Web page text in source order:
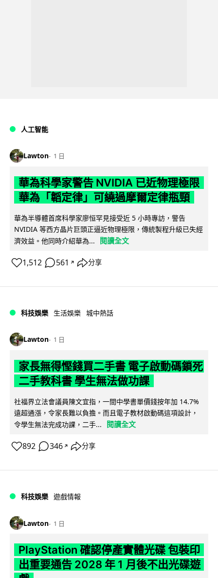
人工智能
Lawton 1 日
華為科學家警告 NVIDIA 已近物理極限
華為「韜定律」可繞過摩爾定律瓶頸
華為半導體首席科學家廖恒罕見接受近 5 小時專訪，警告
NVIDIA 等西方晶片巨頭正逼近物理極限，傳統製程升級已失經
濟效益。他同時介紹華為...
閱讀全文
1,512 561 ↗ 分享
科技娛樂 生活娛樂 城中熱話
Lawton 1 日
家長無得慳錢買二手書 電子啟動碼鎖死
二手教科書 學生無法做功課
社福界立法會議員陳文宜指，一間中學書單價錢按年加 14.7%
遠超通漲，令家長難以負擔。而且電子教材啟動碼這項設計，
令學生無法完成功課，二手...
閱讀全文
892 346 ↗ 分享
科技娛樂 遊戲情報
Lawton 1 日
PlayStation 確認停產實體光碟 包裝印
出重要通告 2028 年 1 月後不出光碟遊